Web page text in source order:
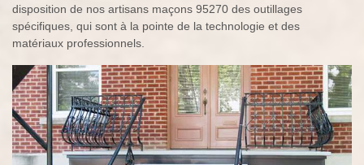
disposition de nos artisans maçons 95270 des outillages
spécifiques, qui sont à la pointe de la technologie et des
matériaux professionnels.